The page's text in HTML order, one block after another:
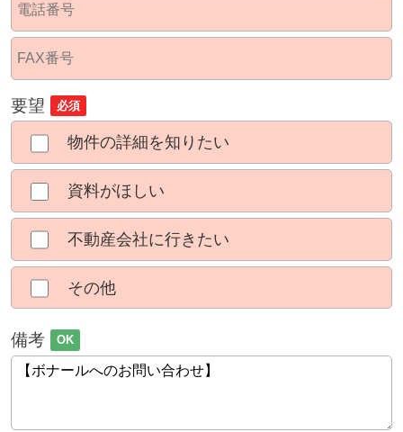
要望 必須
物件の詳細を知りたい
資料がほしい
不動産会社に行きたい
その他
備考 OK